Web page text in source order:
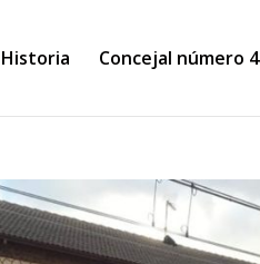
Historia Concejal número 4